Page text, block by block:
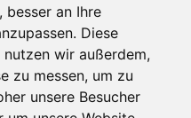
besser an Ihre
Diese
wir außerdem,
zu messen, um zu
unsere Besucher